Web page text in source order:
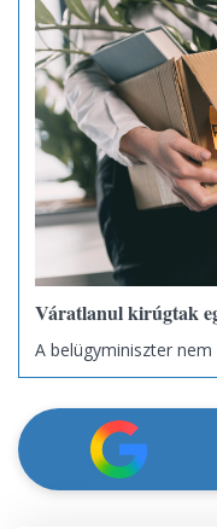
Váratlanul kirúgtak
A belügyminiszter